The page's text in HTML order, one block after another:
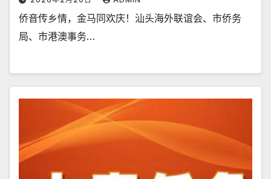
侨音传乡情，金马同欢庆！汕头海外联谊会、市侨务
局、市港澳事务…